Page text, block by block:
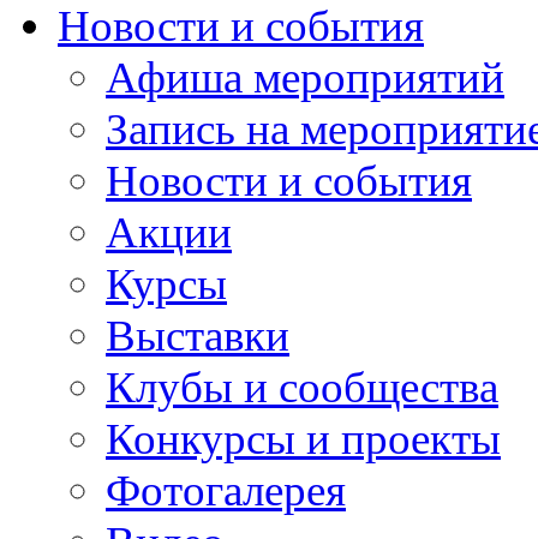
Новости и события
Афиша мероприятий
Запись на
Новости и события
Акции
Курсы
Выставки
Клубы и сообщества
Конкурсы и проекты
Фотогалерея